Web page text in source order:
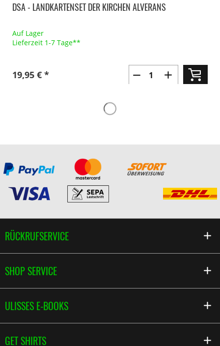
DSA - LANDKARTENSET DER KIRCHEN ALVERANS
Auf Lager
Lieferzeit 1-7 Tage**
19,95 € *
RÜCKRUFSERVICE
SHOP SERVICE
ULISSES E-BOOKS
GET SHIRTS